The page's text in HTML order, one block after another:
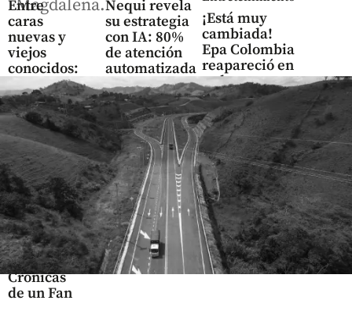
Entre
caras
nuevas y
viejos
conocidos:
así es el
nuevo
Gobierno
share
Nequi revela
su estrategia
con IA: 80%
de atención
automatizada
y cartera de
crédito
multiplicada
por diez
share
¡Está muy
cambiada!
Epa Colombia
reapareció en
redes y
parece otra
share
Críticos
Crónicas
de un Fan
Magdalena.